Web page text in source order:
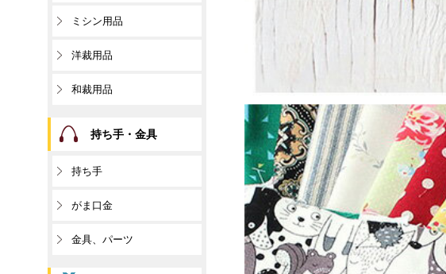
ミシン用品
洋裁用品
和裁用品
持ち手・金具
持ち手
がま口金
金具、パーツ